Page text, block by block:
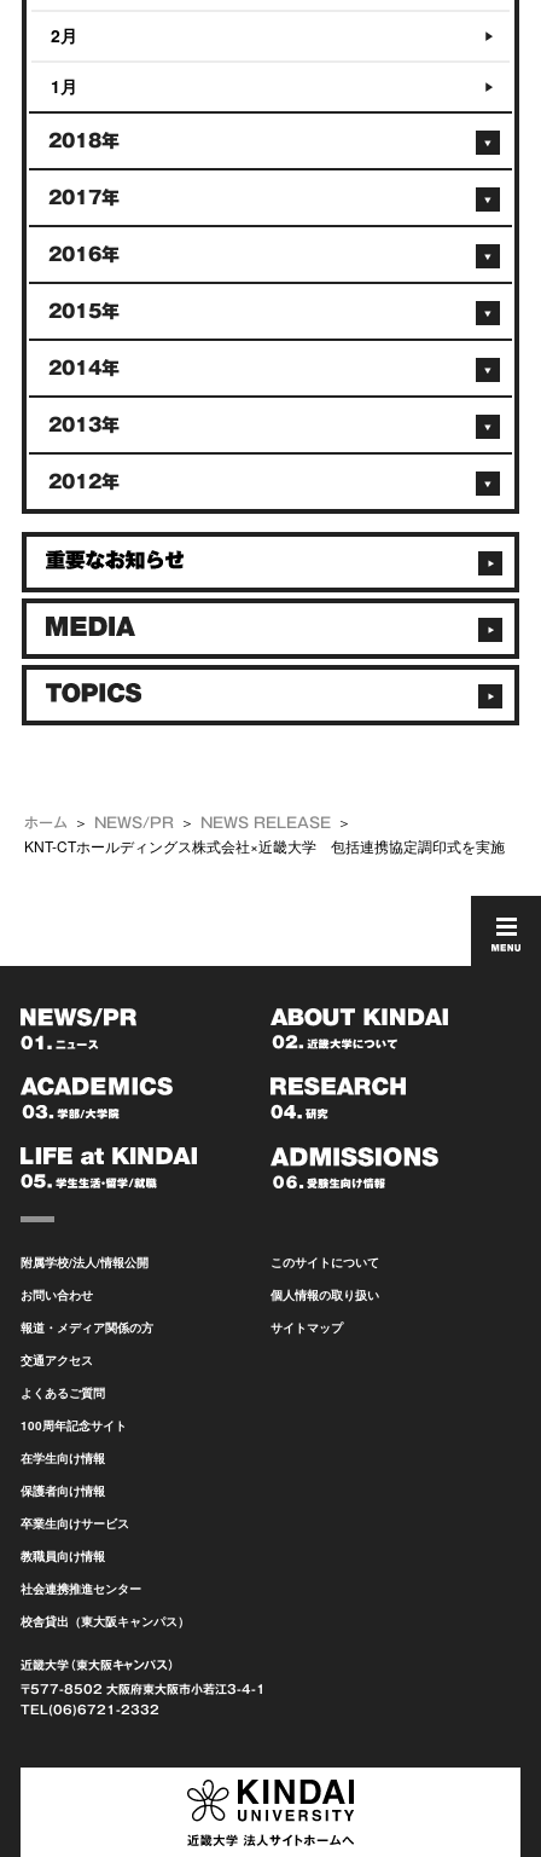
ホーム NEWS/PR NEWS RELEASE
KNT-CTホールディングス株式会社×近畿大学 包括連携協定調印式を実施
2月
1月
2018年
2017年
2016年
2015年
2014年
2013年
2012年
附属学校/法人/情報公開
お問い合わせ
報道・メディア関係の方
交通アクセス
よくあるご質問
100周年記念サイト
在学生向け情報
保護者向け情報
卒業生向けサービス
教職員向け情報
社会連携推進センター
校舎貸出（東大阪キャンパス）
このサイトについて
個人情報の取り扱い
サイトマップ
近畿大学（東大阪キャンパス）
〒577-8502 大阪府東大阪市小若江3-4-1
TEL(06)6721-2332